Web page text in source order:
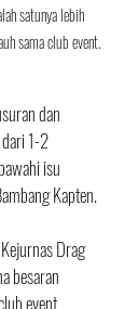
satunya lebih
sama club event.
dan
1-2
isu
Kapten.
Drag
besaran
event,